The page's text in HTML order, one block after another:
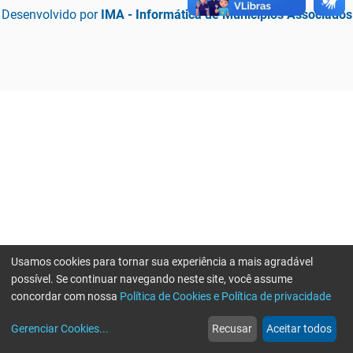
Desenvolvido por IMA - Informática de Municípios Associados
web
Notícias
more_horiz
Mais
Usamos cookies para tornar sua experiência a mais agradável
possível. Se continuar navegando neste site, você assume
concordar com nossa Política de Cookies e Política de privacidade
Gerenciar Cookies... Recusar Aceitar todos
Erro ao enviar informações, por favor tente novamente